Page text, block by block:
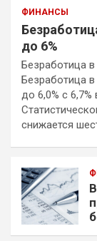
ФИНАНСЫ
до 6%
Безработица
Безработица
до 6,0% с
снижается